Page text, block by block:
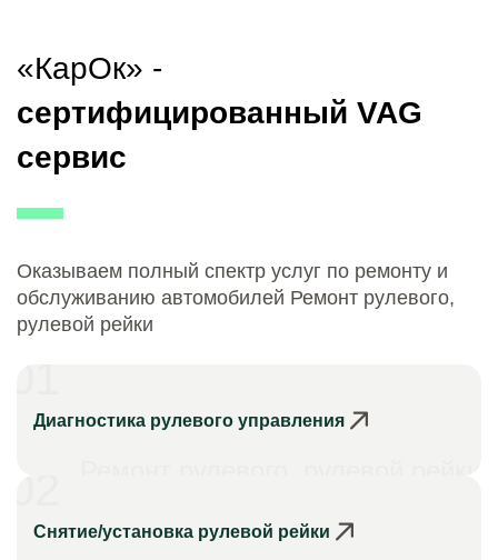
«КарОк» -
сертифицированный VAG
сервис
Оказываем полный спектр услуг по ремонту и
обслуживанию автомобилей Ремонт рулевого,
рулевой рейки
Диагностика рулевого управления
Снятие/установка рулевой рейки